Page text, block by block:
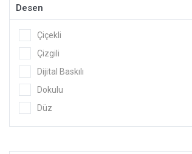
Desen
Çiçekli
Çizgili
Dijital Baskılı
Dokulu
Düz